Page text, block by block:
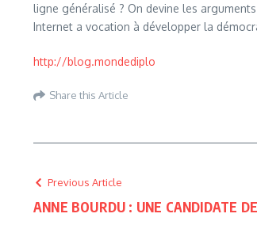
ligne généralisé ? On devine les
Internet a vocation à développer la
http://blog.mondediplo
Share this Article
Previous Article
ANNE BOURDU : UNE CANDIDATE